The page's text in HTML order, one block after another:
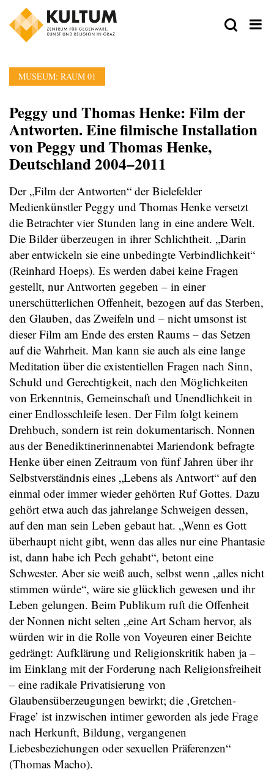
MUSEUM: RAUM 01
Peggy und Thomas Henke: Film der
Antworten. Eine filmische Installation
von Peggy und Thomas Henke,
Deutschland 2004–2011
Der „Film der Antworten“ der Bielefelder
Medienkünstler Peggy und Thomas Henke versetzt
die Betrachter vier Stunden lang in eine andere Welt.
Die Bilder überzeugen in ihrer Schlichtheit. „Darin
aber entwickeln sie eine unbedingte Verbindlichkeit“
(Reinhard Hoeps). Es werden dabei keine Fragen
gestellt, nur Antworten gegeben – in einer
unerschütterlichen Offenheit, bezogen auf das Sterben,
den Glauben, das Zweifeln und – nicht umsonst ist
dieser Film am Ende des ersten Raums – das Setzen
auf die Wahrheit. Man kann sie auch als eine lange
Meditation über die existentiellen Fragen nach Sinn,
Schuld und Gerechtigkeit, nach den Möglichkeiten
von Erkenntnis, Gemeinschaft und Unendlichkeit in
einer Endlosschleife lesen. Der Film folgt keinem
Drehbuch, sondern ist rein dokumentarisch. Nonnen
aus der Benediktinerinnenabtei Mariendonk befragte
Henke über einen Zeitraum von fünf Jahren über ihr
Selbstverständnis eines „Lebens als Antwort“ auf den
einmal oder immer wieder gehörten Ruf Gottes. Dazu
gehört etwa auch das jahrelange Schweigen dessen,
auf den man sein Leben gebaut hat. „Wenn es Gott
überhaupt nicht gibt, wenn das alles nur eine Phantasie
ist, dann habe ich Pech gehabt“, betont eine
Schwester. Aber sie weiß auch, selbst wenn „alles nicht
stimmen würde“, wäre sie glücklich gewesen und ihr
Leben gelungen. Beim Publikum ruft die Offenheit
der Nonnen nicht selten „eine Art Scham hervor, als
würden wir in die Rolle von Voyeuren einer Beichte
gedrängt: Aufklärung und Religionskritik haben ja –
im Einklang mit der Forderung nach Religionsfreiheit
– eine radikale Privatisierung von
Glaubensüberzeugungen bewirkt; die ‚Gretchen-
Frage’ ist inzwischen intimer geworden als jede Frage
nach Herkunft, Bildung, vergangenen
Liebesbeziehungen oder sexuellen Präferenzen“
(Thomas Macho).